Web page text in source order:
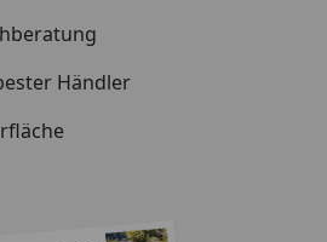
Händler